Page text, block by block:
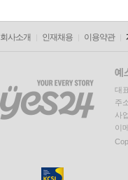
회사소개 인재채용 이용약관
대
주
사
이